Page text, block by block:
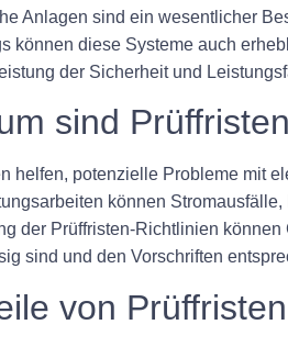
Anlagen sind ein wesentlicher
können diese Systeme auch
der Sicherheit und
sind
helfen, potenzielle Probleme mit
können
der Prüffristen-Richtlinien
sind und den Vorschriften
von Prüffristen